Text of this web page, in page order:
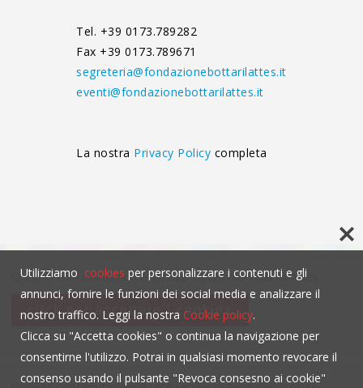
Tel. +39 0173.789282
Fax +39 0173.789671
segreteria@fondazionebottarilattes.it
eventi@fondazionebottarilattes.it
La nostra Privacy Policy completa
Questo contenuto non è visibile senza l'uso dei cookies.
click per accettare i cookies
Utilizziamo cookies per personalizzare i contenuti e gli
annunci, fornire le funzioni dei social media e analizzare il
nostro traffico. Leggi la nostra Cookie policy.
Clicca su "Accetta cookies" o continua la navigazione per
consentirne l'utilizzo. Potrai in qualsiasi momento revocare il
consenso usando il pulsante "Revoca consesno ai cookie"